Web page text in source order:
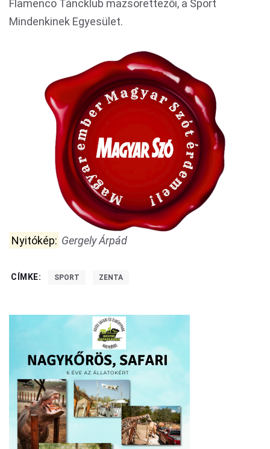
Flamenco Táncklub mazsorettezői, a Sport
Mindenkinek Egyesület.
Nyitókép: Gergely Árpád
CÍMKE: SPORT ZENTA